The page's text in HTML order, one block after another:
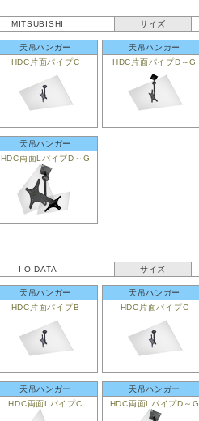
MITSUBISHI サイズ
天吊ハンガー
HDC片面パイプC
天吊ハンガー
HDC片面パイプD～G
天吊ハンガー
HDC両面LパイプD～G
I-O DATA サイズ
天吊ハンガー
HDC片面パイプB
天吊ハンガー
HDC片面パイプC
天吊ハンガー
HDC両面LパイプC
天吊ハンガー
HDC両面LパイプD～G